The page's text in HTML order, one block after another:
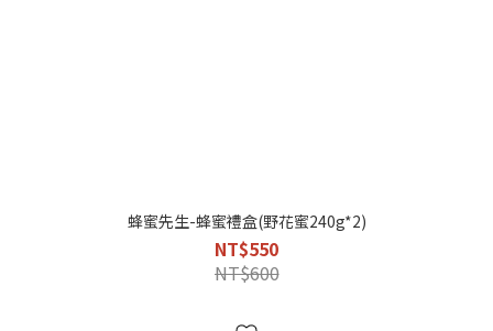
蜂蜜先生-蜂蜜禮盒(野花蜜240g*2)
NT$550
NT$600